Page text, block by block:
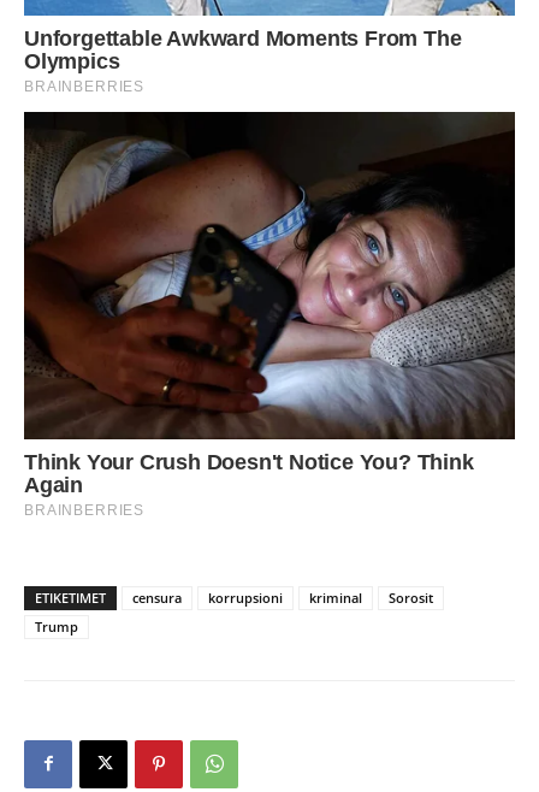
ETIKETIMET censura korrupsioni kriminal
Sorosit
Trump